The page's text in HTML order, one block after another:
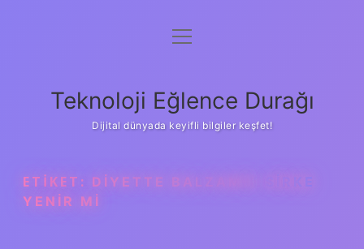
Anasayfa
Yasal Uyarı
menüyü
Teknoloji Eğlence Durağı
Dijital dünyada keyifli bilgiler keşfet!
ETIKET: DIYETTE BALZAMIK SIRKE
YENIR MI